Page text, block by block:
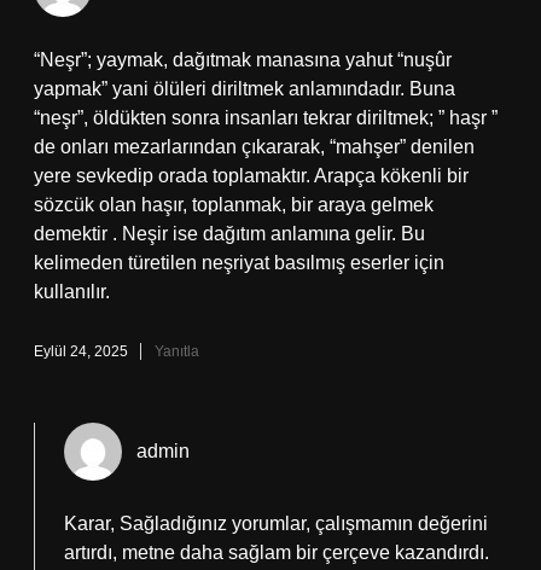
“Neşr”; yaymak, dağıtmak manasına yahut “nuşûr
yapmak” yani ölüleri diriltmek anlamındadır. Buna
“neşr”, öldükten sonra insanları tekrar diriltmek; ” haşr ”
de onları mezarlarından çıkararak, “mahşer” denilen
yere sevkedip orada toplamaktır. Arapça kökenli bir
sözcük olan haşır, toplanmak, bir araya gelmek
demektir . Neşir ise dağıtım anlamına gelir. Bu
kelimeden türetilen neşriyat basılmış eserler için
kullanılır.
Eylül 24, 2025 Yanıtla
admin
Karar, Sağladığınız yorumlar, çalışmamın değerini
artırdı, metne daha sağlam bir çerçeve kazandırdı.